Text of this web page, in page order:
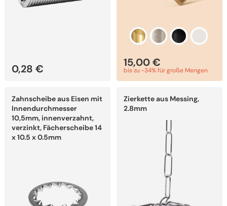
0,28 € 15,00€
bis zu -34% für große Mengen
Zahnscheibe aus Eisen mit
Innendurchmesser
10,5mm, innenverzahnt,
verzinkt, Fächerscheibe 14
x 10.5 x 0.5mm
Produkt
weist
mehrere
Varianten
auf.
Die
Produktseite
werden
Zierkette aus Messing,
2.8mm
Produkt
weist